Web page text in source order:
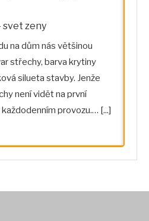
svet zeny
na dům nás většinou
střechy, barva krytiny
silueta stavby. Jenže
není vidět na první
každodenním provozu.… [...]